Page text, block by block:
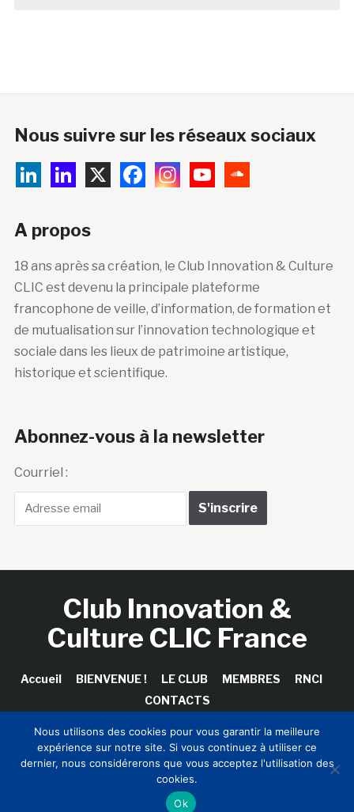
Nous suivre sur les réseaux sociaux
A propos
18 ans après sa création, le Club Innovation & Culture
CLIC est devenu la principale plateforme
francophone de veille, d’information, de formation et
de mutualisation sur l’innovation technologique et
sociale dans les lieux de patrimoine artistique,
historique et scientifique.
Abonnez-vous à la newsletter
Courriel :
Club Innovation &
Culture CLIC France
Accueil BIENVENUE ! LE CLUB MEMBRES
RNCI
CONTACTS
Copyright © 2026 Club Innovation & Culture CLIC France /
Sinapses Conseils
Nous utilisons des cookies pour vous garantir la meilleure
expérience sur notre site. Si vous continuez à utiliser ce
dernier, nous considérerons que vous acceptez l'utilisation des
cookies.
Ok